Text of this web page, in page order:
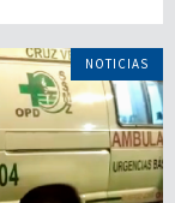
NOTICIAS